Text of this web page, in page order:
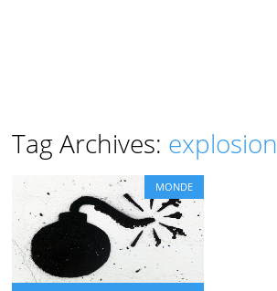
Tag Archives: explosion
MONDE